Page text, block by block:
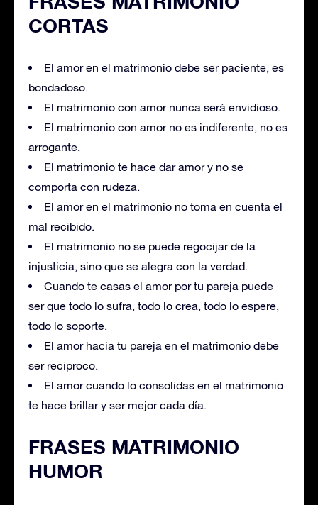
CORTAS
El amor en el matrimonio debe ser paciente, es
bondadoso.
El matrimonio con amor nunca será envidioso.
El matrimonio con amor no es indiferente, no es
arrogante.
El matrimonio te hace dar amor y no se
comporta con rudeza.
El amor en el matrimonio no toma en cuenta el
mal recibido.
El matrimonio no se puede regocijar de la
injusticia, sino que se alegra con la verdad.
Cuando te casas el amor por tu pareja puede
ser que todo lo sufra, todo lo crea, todo lo espere,
todo lo soporte.
El amor hacia tu pareja en el matrimonio debe
ser reciproco.
El amor cuando lo consolidas en el matrimonio
te hace brillar y ser mejor cada día.
FRASES MATRIMONIO
HUMOR